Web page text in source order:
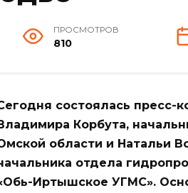
ПРОСМОТРОВ
810
состоялась пресс-
Корбута,
области и Натальи
отдела
Иртышское УГМС».